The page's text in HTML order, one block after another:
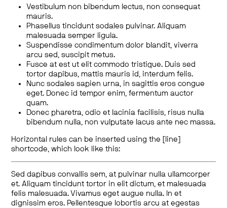
Vestibulum non bibendum lectus, non consequat
mauris.
Phasellus tincidunt sodales pulvinar. Aliquam
malesuada semper ligula.
Suspendisse condimentum dolor blandit, viverra
arcu sed, suscipit metus.
Fusce at est ut elit commodo tristique. Duis sed
tortor dapibus, mattis mauris id, interdum felis.
Nunc sodales sapien urna, in sagittis eros congue
eget. Donec id tempor enim, fermentum auctor
quam.
Donec pharetra, odio et lacinia facilisis, risus nulla
bibendum nulla, non vulputate lacus ante nec massa.
Horizontal rules can be inserted using the [line]
shortcode, which look like this:
Sed dapibus convallis sem, at pulvinar nulla ullamcorper
et. Aliquam tincidunt tortor in elit dictum, et malesuada
felis malesuada. Vivamus eget augue nulla. In et
dignissim eros. Pellentesque lobortis arcu at egestas